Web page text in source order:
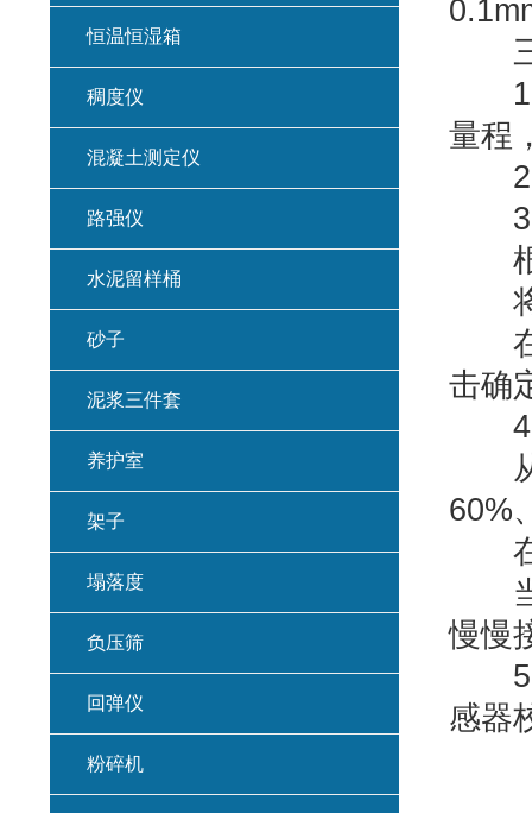
三
1.
量程
2.
3.
根
将
在
击确
4.
从
60%
在
当
慢慢
5.
感器
恒温恒湿箱
稠度仪
混凝土测定仪
路强仪
水泥留样桶
砂子
泥浆三件套
养护室
架子
塌落度
负压筛
回弹仪
粉碎机